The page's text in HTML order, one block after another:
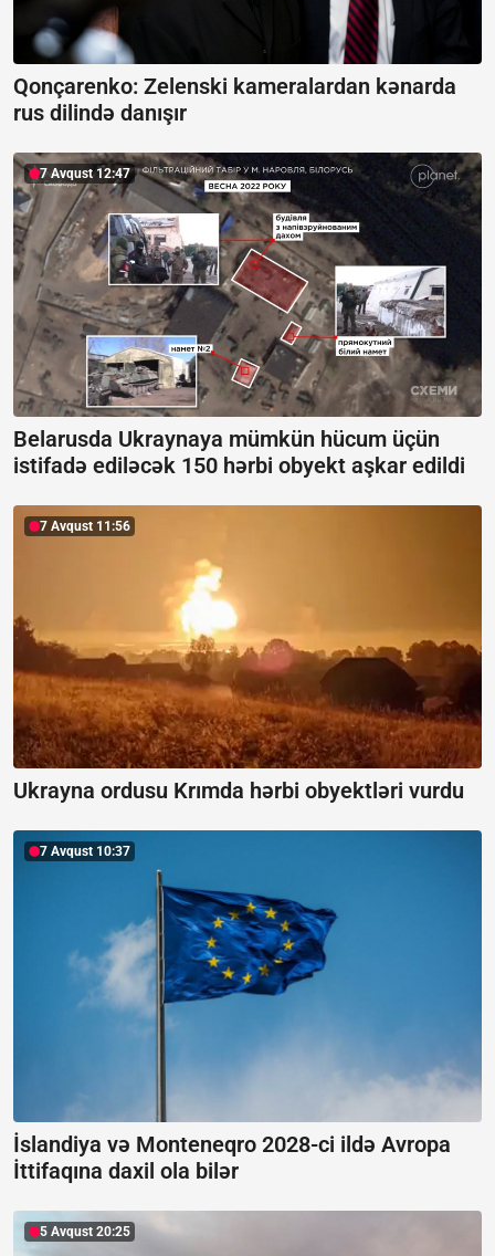
Qonçarenko: Zelenski kameralardan kənarda
rus dilində danışır
7 Avqust 12:47
Belarusda Ukraynaya mümkün hücum üçün
istifadə ediləcək 150 hərbi obyekt aşkar edildi
7 Avqust 11:56
Ukrayna ordusu Krımda hərbi obyektləri vurdu
7 Avqust 10:37
İslandiya və Monteneqro 2028-ci ildə Avropa
İttifaqına daxil ola bilər
5 Avqust 20:25